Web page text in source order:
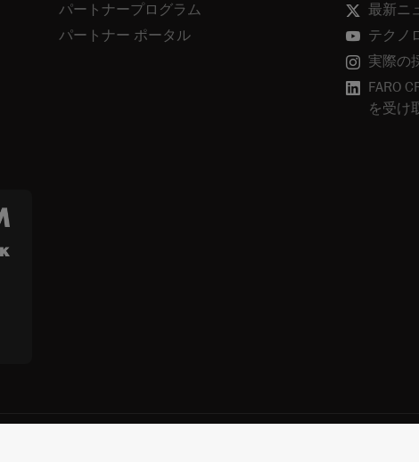
パートナープログラム
パートナー ポータル
最新ニ
テクノ
実際の
FARO
を受け